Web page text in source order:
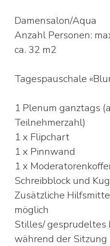
Damensalon/Aqua
Anzahl Personen:
ca. 32 m2
Tagespauschale
1 Plenum ganztags
Teilnehmerzahl)
1 x Flipchart
1 x Pinnwand
1 x
Schreibblock und
Zusätzliche
möglich
Stilles/ gesprudeltes
während der Sitzung